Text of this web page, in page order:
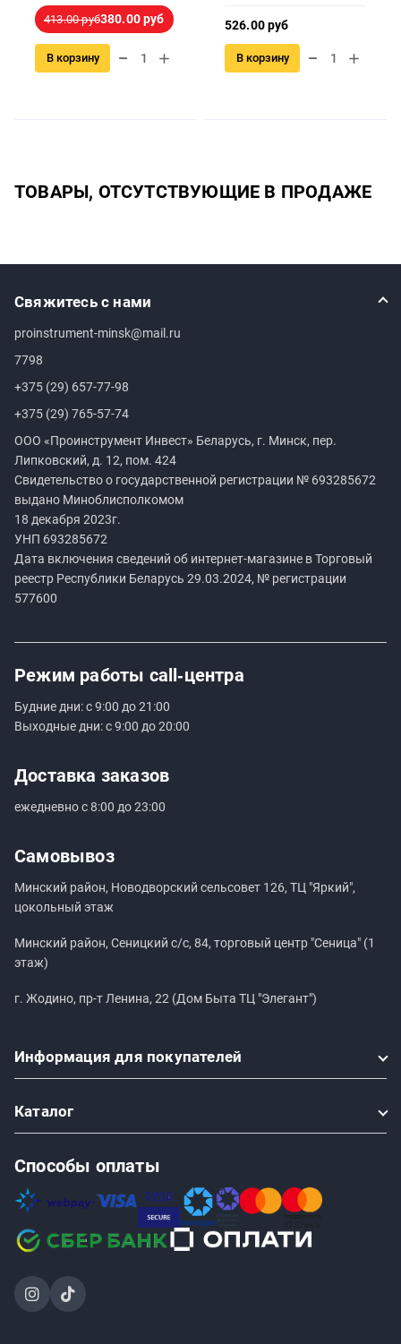
413.00 руб380.00 руб
В корзину
526.00 руб
В корзину
ТОВАРЫ, ОТСУТСТВУЮЩИЕ В ПРОДАЖЕ
Свяжитесь с нами
proinstrument-minsk@mail.ru
7798
+375 (29) 657-77-98
+375 (29) 765-57-74
ООО «Проинструмент Инвест» Беларусь, г. Минск, пер.
Липковский, д. 12, пом. 424
Свидетельство о государственной регистрации № 693285672
выдано Миноблисполкомом
18 декабря 2023г.
УНП 693285672
Дата включения сведений об интернет-магазине в Торговый
реестр Республики Беларусь 29.03.2024, № регистрации
577600
Режим работы call‑центра
Будние дни: с 9:00 до 21:00
Выходные дни: с 9:00 до 20:00
Доставка заказов
ежедневно с 8:00 до 23:00
Самовывоз
Минский район, Новодворский сельсовет 126, ТЦ "Яркий",
цокольный этаж
Минский район, Сеницкий с/с, 84, торговый центр "Сеница" (1
этаж)
г. Жодино, пр-т Ленина, 22 (Дом Быта ТЦ "Элегант")
Информация для покупателей
Каталог
Способы оплаты